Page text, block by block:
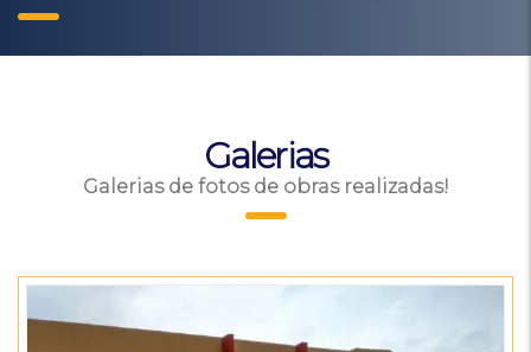
Galerias
Galerias de fotos de obras realizadas!